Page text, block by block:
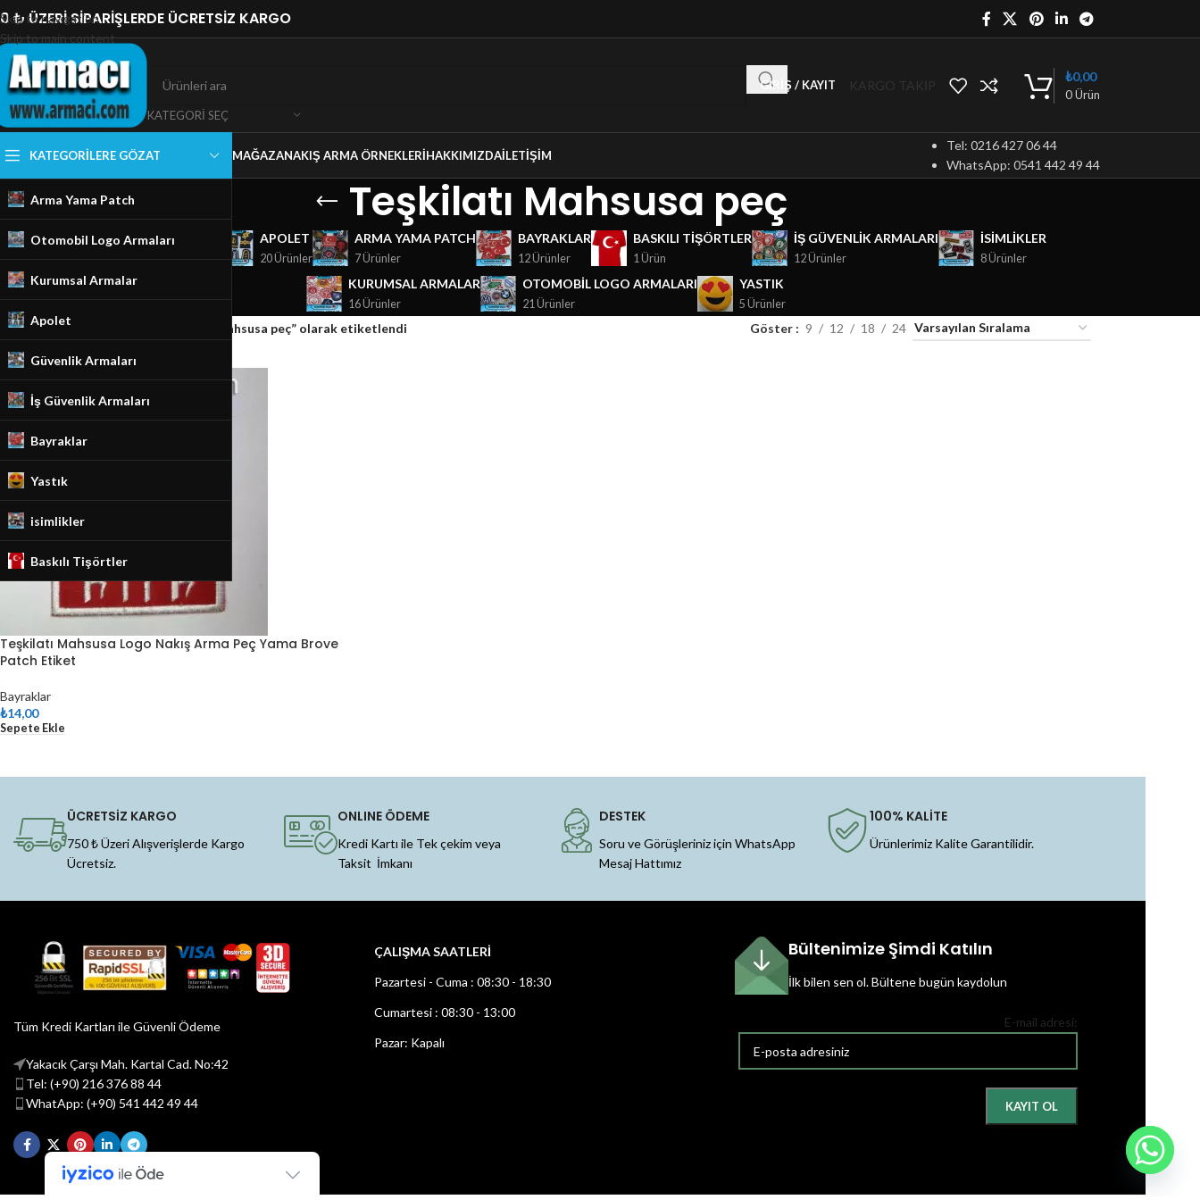
Skip to navigation
Skip to main content
₺ ÜZERİ SİPARİŞLERDE ÜCRETSİZ KARGO
KATEGORI SEÇ
GIRIŞ / KAYIT KARGO TAKİP
0Ürün
₺0,00
KATEGORILERE GÖZAT
Arma Yama Patch
Otomobil Logo Armaları
Kurumsal Armalar
Apolet
Güvenlik Armaları
İş Güvenlik Armaları
Bayraklar
Yastık
isimlikler
Baskılı Tişörtler
MAĞAZANAKIŞ ARMA ÖRNEKLERIHAKKIMIZDAİLETIŞIM
Tel: 0216 427 06 44
WhatsApp: 0541 442 49 44
Teşkilatı Mahsusa peç
GÜVENLIK ARMALARI
18 Ürünler
APOLET
20 Ürünler
ARMA YAMA PATCH
7 Ürünler
BAYRAKLAR
12 Ürünler
BASKILI TIŞÖRTLER
1 Ürün
İŞ GÜVENLIK ARMALARI
12 Ürünler
ISIMLIKLER
8 Ürünler
KURUMSAL ARMALAR
16 Ürünler
OTOMOBIL LOGO ARMALARI
21 Ürünler
YASTIK
5 Ürünler
Ana Sayfa/Mağaza Ürünler “Teşkilatı Mahsusa peç” olarak etiketlendi Göster 9 12 18 24
Teşkilatı Mahsusa Logo Nakış Arma Peç Yama Brove
Patch Etiket
Bayraklar
₺14,00
Sepete Ekle
ÜCRETSİZ KARGO
750 ₺ Üzeri Alışverişlerde Kargo
Ücretsiz.
ONLINE ÖDEME
Kredi Kartı ile Tek çekim veya
Taksit İmkanı
DESTEK
Soru ve Görüşleriniz için WhatsApp
Mesaj Hattımız
100% KALİTE
Ürünlerimiz Kalite Garantilidir.
Tüm Kredi Kartları ile Güvenli Ödeme
Yakacık Çarşı Mah. Kartal Cad. No:42
Tel: (+90) 216 376 88 44
WhatApp: (+90) 541 442 49 44
ÇALIŞMA SAATLERİ
Pazartesi - Cuma : 08:30 - 18:30
Cumartesi : 08:30 - 13:00
Pazar: Kapalı
Bültenimize Şimdi Katılın
İlk bilen sen ol.Bültene bugün kaydolun
E-mail adresi: